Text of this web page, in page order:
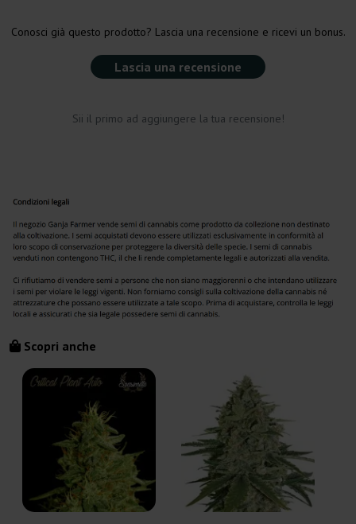
Conosci già questo prodotto? Lascia una recensione e ricevi un bonus.
Lascia una recensione
Sii il primo ad aggiungere la tua recensione!
Scopri anche